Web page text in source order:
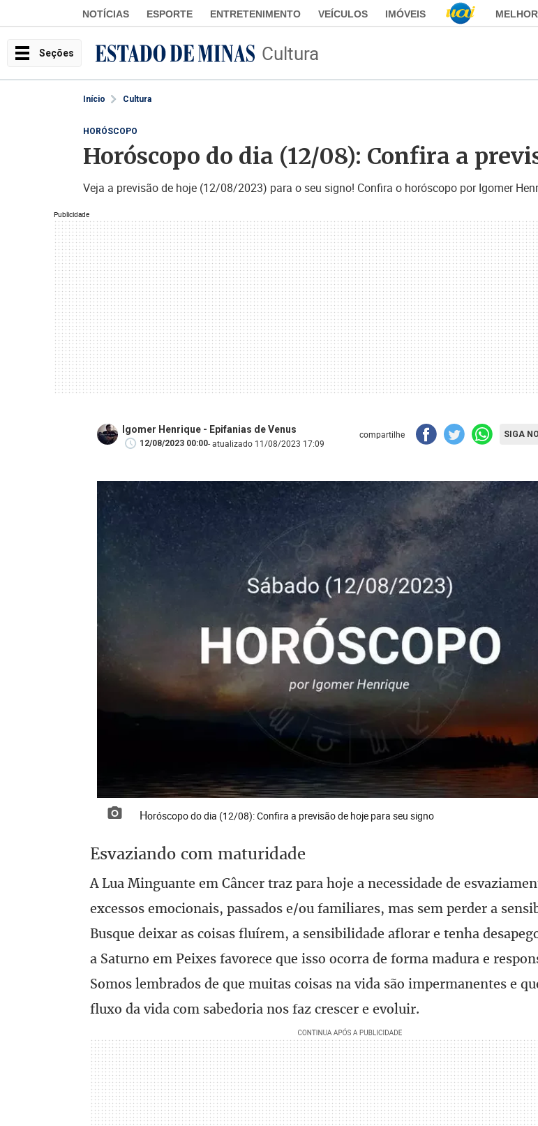
NOTÍCIAS ESPORTE ENTRETENIMENTO VEÍCULOS IMÓVEIS
Seções Cultura
Início Cultura
Publicidade
HORÓSCOPO
Horóscopo do dia (12/08): Confira a
Veja a previsão de hoje (12/08/2023) para o seu signo! Confira o horóscopo por Igomer
Igomer Henrique - Epifanias de Venus
12/08/2023 00:00- atualizado 11/08/2023 17:09
compartilhe SIGA NO
Horóscopo do dia (12/08): Confira a previsão de hoje para seu signo
Esvaziando com maturidade
A Lua Minguante em Câncer traz para hoje a necessidade de
excessos emocionais, passados e/ou familiares, mas sem perder a
Busque deixar as coisas fluírem, a sensibilidade aflorar e tenha
a Saturno em Peixes favorece que isso ocorra de forma madura e
Somos lembrados de que muitas coisas na vida são impermanentes e
fluxo da vida com sabedoria nos faz crescer e evoluir.